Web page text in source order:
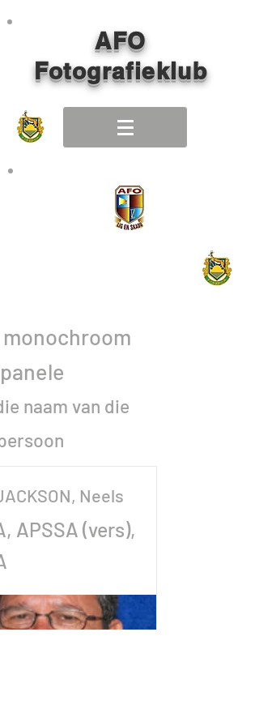
AFO
Fotografieklub
monochroom
panele
naam van die
Neels
APSSA (vers),